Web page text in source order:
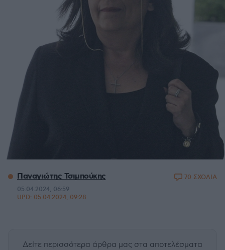
Παναγιώτης Τσιμπούκης
05.04.2024, 06:59
UPD: 05.04.2024, 09:28
70 ΣΧΟΛΙΑ
Δείτε περισσότερα άρθρα μας στα αποτελέσματα